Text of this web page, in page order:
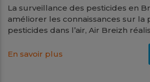
La surveillance des pesticides en
améliorer les connaissances sur la
pesticides dans l’air, Air Breizh
En savoir plus